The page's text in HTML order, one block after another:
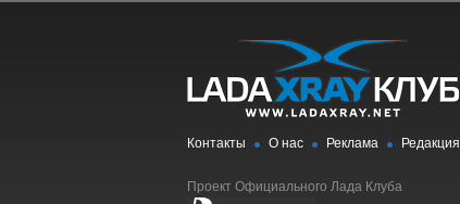
Контакты О нас Реклама Редакция
Проект Официального Лада Клуба